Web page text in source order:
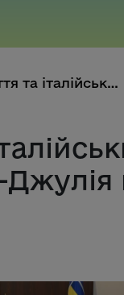
Закарпаття та італійський регі...